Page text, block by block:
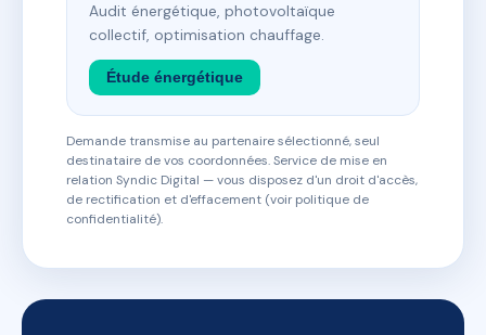
Audit énergétique, photovoltaïque
collectif, optimisation chauffage.
Étude énergétique
Demande transmise au partenaire sélectionné, seul
destinataire de vos coordonnées. Service de mise en
relation Syndic Digital — vous disposez d'un droit d'accès,
de rectification et d'effacement (voir politique de
confidentialité).